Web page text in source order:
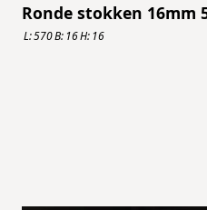
Ronde stokken 16mm
L:570B: 16H: 16